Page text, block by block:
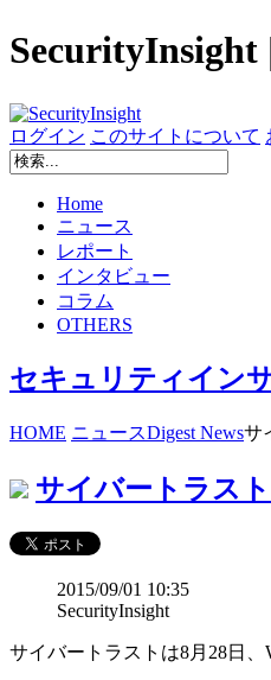
ログイン このサイトについて
Home
ニュース
レポート
インタビュー
コラム
OTHERS
セキュリティイン
HOME ニュースDigest Newsサ
サイバートラス
2015/09/01 10:35
SecurityInsight
サイバートラストは8月28日